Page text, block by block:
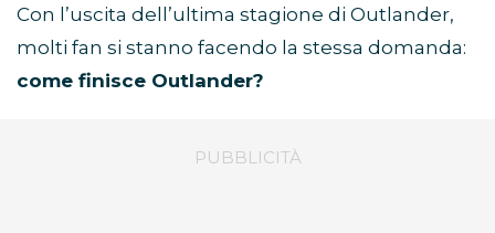
Con l’uscita dell’ultima stagione di Outlander,
molti fan si stanno facendo la stessa domanda:
come finisce Outlander?